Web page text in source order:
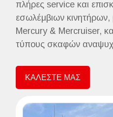
πλήρες service και
εσωλέμβιων κινητήρων,
Mercury & Mercruiser,
τύπους σκαφών
ΚΑΛΕΣΤΕ ΜΑΣ